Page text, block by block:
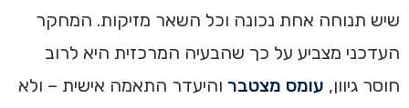
שיש תנוחה אחת נכונה וכל השאר מזיקות. המחקר
העדכני מצביע על כך שהבעיה המרכזית היא לרוב
חוסר גיוון, עומס מצטבר והיעדר התאמה אישית – ולא